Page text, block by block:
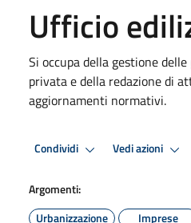
Ufficio
Si occupa della gestione
privata e della redazione di
aggiornamenti normativi.
Condividi Vedi azioni
Argomenti:
Urbanizzazione
Imprese